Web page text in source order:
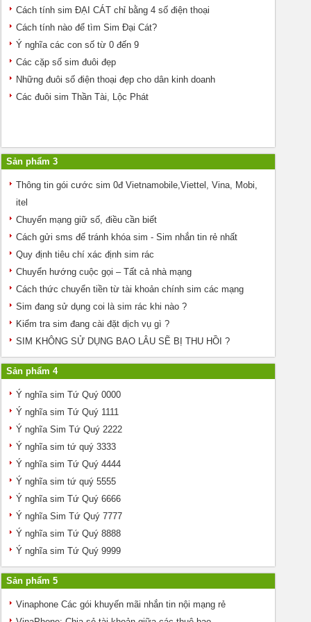
Cách tính sim ĐẠI CÁT chỉ bằng 4 số điện thoại
Cách tính nào để tìm Sim Đại Cát?
Ý nghĩa các con số từ 0 đến 9
Các cặp số sim đuôi đẹp
Những đuôi số điện thoại đẹp cho dân kinh doanh
Các đuôi sim Thần Tài, Lộc Phát
Sản phẩm 3
Thông tin gói cước sim 0đ Vietnamobile,Viettel, Vina, Mobi,
itel
Chuyển mạng giữ số, điều cần biết
Cách gửi sms để tránh khóa sim - Sim nhắn tin rẻ nhất
Quy định tiêu chí xác định sim rác
Chuyển hướng cuộc gọi – Tất cả nhà mạng
Cách thức chuyển tiền từ tài khoản chính sim các mạng
Sim đang sử dụng coi là sim rác khi nào ?
Kiểm tra sim đang cài đặt dịch vụ gì ?
SIM KHÔNG SỬ DỤNG BAO LÂU SẼ BỊ THU HỒI ?
Sản phẩm 4
Ý nghĩa sim Tứ Quý 0000
Ý nghĩa sim Tứ Quý 1111
Ý nghĩa Sim Tứ Quý 2222
Ý nghĩa sim tứ quý 3333
Ý nghĩa sim Tứ Quý 4444
Ý nghĩa sim tứ quý 5555
Ý nghĩa sim Tứ Quý 6666
Ý nghĩa Sim Tứ Quý 7777
Ý nghĩa sim Tứ Quý 8888
Ý nghĩa sim Tứ Quý 9999
Sản phẩm 5
Vinaphone Các gói khuyến mãi nhắn tin nội mạng rẻ